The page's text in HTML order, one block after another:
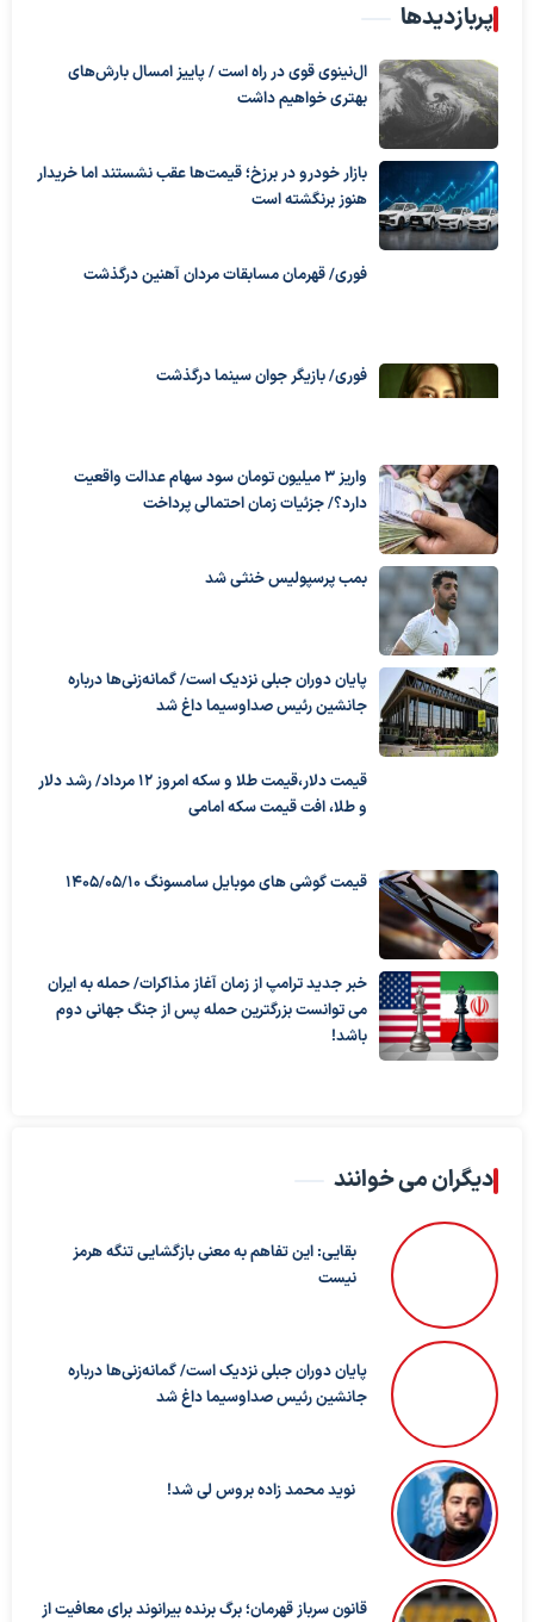
پربازدیدها
ال‌نینوی قوی در راه است / پاییز امسال بارش‌های
بهتری خواهیم داشت
بازار خودرو در برزخ؛ قیمت‌ها عقب نشستند اما خریدار
هنوز برنگشته است
فوری/ قهرمان مسابقات مردان آهنین درگذشت
فوری/ بازیگر جوان سینما درگذشت
واریز ۳ میلیون تومان سود سهام عدالت واقعیت
دارد؟/ جزئیات زمان احتمالی پرداخت
بمب پرسپولیس خنثی شد
پایان دوران جبلی نزدیک است/ گمانه‌زنی‌ها درباره
جانشین رئیس صداوسیما داغ شد
قیمت دلار،قیمت طلا و سکه امروز ۱۲ مرداد/ رشد دلار
و طلا، افت قیمت سکه امامی
قیمت گوشی های موبایل سامسونگ 1405/05/10
خبر جدید ترامپ از زمان آغاز مذاکرات/ حمله به ایران
می توانست بزرگترین حمله پس از جنگ جهانی دوم
باشد!
دیگران می خوانند
بقایی: این تفاهم به معنی بازگشایی تنگه هرمز
نیست
پایان دوران جبلی نزدیک است/ گمانه‌زنی‌ها درباره
جانشین رئیس صداوسیما داغ شد
نوید محمد زاده بروس لی شد!
قانون سرباز قهرمان؛ برگ برنده بیرانوند برای معافیت از